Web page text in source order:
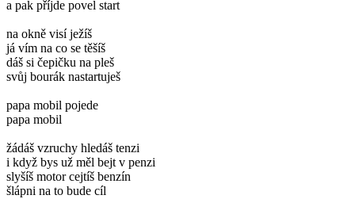
a pak příjde povel start
na okně visí ježíš
já vím na co se těšíš
dáš si čepičku na pleš
svůj bourák nastartuješ
papa mobil pojede
papa mobil
žádáš vzruchy hledáš tenzi
i když bys už měl bejt v penzi
slyšíš motor cejtíš benzín
šlápni na to bude cíl